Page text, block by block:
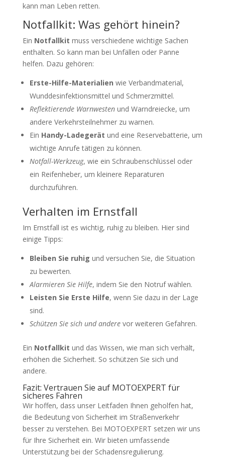
kann man Leben retten.
Notfallkit: Was gehört hinein?
Ein Notfallkit muss verschiedene wichtige Sachen
enthalten. So kann man bei Unfällen oder Panne
helfen. Dazu gehören:
Erste-Hilfe-Materialien wie Verbandmaterial,
Wunddesinfektionsmittel und Schmerzmittel.
Reflektierende Warnwestenund Warndreiecke, um
andere Verkehrsteilnehmer zu warnen.
Ein Handy-Ladegerät und eine Reservebatterie, um
wichtige Anrufe tätigen zu können.
Notfall-Werkzeug, wie ein Schraubenschlüssel oder
ein Reifenheber, um kleinere Reparaturen
durchzuführen.
Verhalten im Ernstfall
Im Ernstfall ist es wichtig, ruhig zu bleiben. Hier sind
einige Tipps:
Bleiben Sie ruhig und versuchen Sie, die Situation
zu bewerten.
Alarmieren Sie Hilfe, indem Sie den Notruf wählen.
Leisten Sie Erste Hilfe, wenn Sie dazu in der Lage
sind.
Schützen Sie sich und anderevor weiteren Gefahren.
Ein Notfallkit und das Wissen, wie man sich verhält,
erhöhen die Sicherheit. So schützen Sie sich und
andere.
Fazit: Vertrauen Sie auf MOTOEXPERT für
sicheres Fahren
Wir hoffen, dass unser Leitfaden Ihnen geholfen hat,
die Bedeutung von Sicherheit im Straßenverkehr
besser zu verstehen. Bei MOTOEXPERT setzen wir uns
für Ihre Sicherheit ein. Wir bieten umfassende
Unterstützung bei der Schadensregulierung.